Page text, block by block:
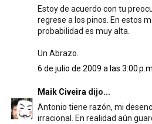
Estoy de acuerdo con tu
regrese a los pinos. En estos
probabilidad es muy alta.
Un Abrazo.
6 de julio de 2009 a las 3:00 p.m.
Maik Civeira dijo...
Antonio tiene razón, mi
irracional. En realidad aún